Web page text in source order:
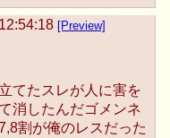
[Preview]
てたスレが人に害を
消したんだゴメンネ
割が俺のレスだった